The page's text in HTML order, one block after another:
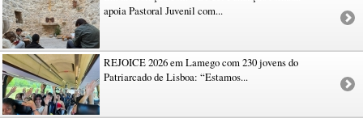
apoia Pastoral Juvenil com...
REJOICE 2026 em Lamego com 230 jovens do
Patriarcado de Lisboa: “Estamos...